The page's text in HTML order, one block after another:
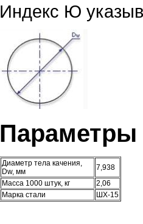
Индекс Ю
Параметры
Диаметр тела качения,
Dw, мм
7,938
Масса 1000 штук, кг
2,06
Марка стали
ШХ-15